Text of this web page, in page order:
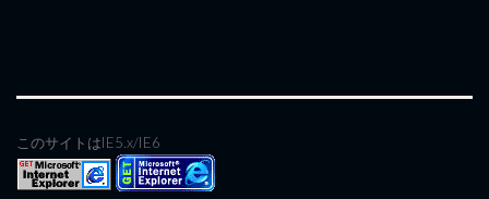
このサイトはIE5.x/IE6